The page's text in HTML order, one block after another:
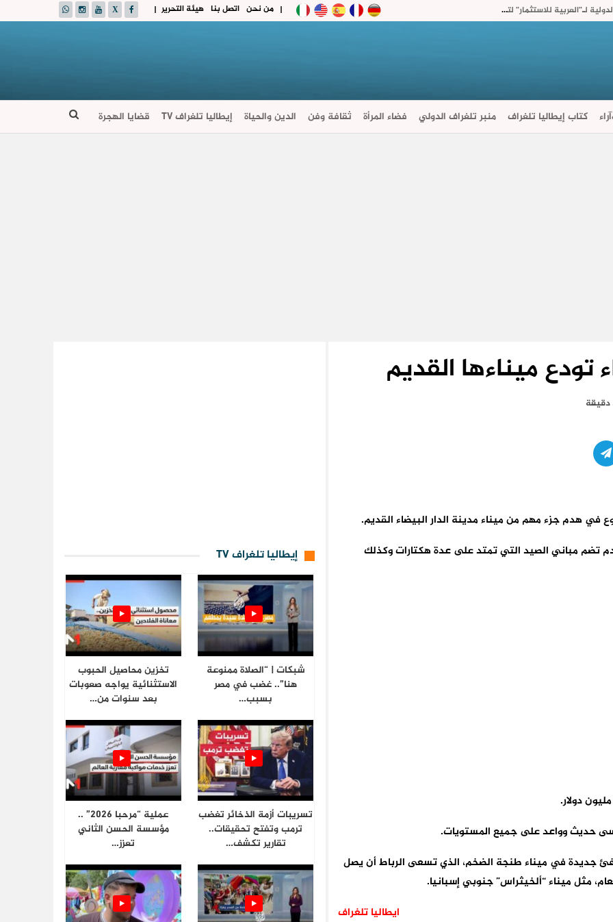
| هيئة التحرير اتصل بنا من نحن | “أكديطال” تفتح 15% من رأسمال شركتها القابضة الدولية لـ”العربية للاستثمار” لتسريع توسعها في السعودية
كتاب إيطاليا تلغراف منبر تلغراف الدولي فضاء المرأة ثقافة وفن الدين والحياة إيطاليا تلغراف TV قضايا الهجرة
تودع ميناءها القديم
في هدم جزء مهم من ميناء مدينة الدار البيضاء القديم.
تضم مباني الصيد التي تمتد على عدة هكتارات وكذلك
دولار.
حديث وواعد على جميع المستويات.
جديدة في ميناء طنجة الضخم، الذي تسعى الرباط أن يصل
ايطاليا تلغراف
إيطاليا تلغراف TV
شبكات | “الصلاة ممنوعة
هنا”.. غضب في مصر
بسبب…
تخزين محاصيل الحبوب
الاستثنائية يواجه صعوبات
بعد سنوات من…
تسريبات أزمة الذخائر تغضب
ترمب وتفتح تحقيقات..
تقارير تكشف…
عملية “مرحبا 2026” ..
مؤسسة الحسن الثاني
تعزز…